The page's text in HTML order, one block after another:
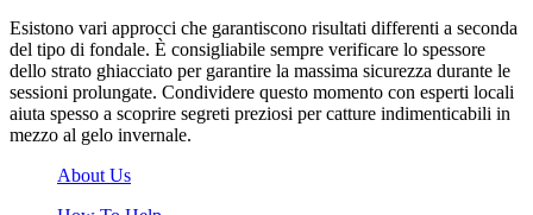
Esistono vari approcci che garantiscono risultati differenti a seconda
del tipo di fondale. È consigliabile sempre verificare lo spessore
dello strato ghiacciato per garantire la massima sicurezza durante le
sessioni prolungate. Condividere questo momento con esperti locali
aiuta spesso a scoprire segreti preziosi per catture indimenticabili in
mezzo al gelo invernale.
About Us